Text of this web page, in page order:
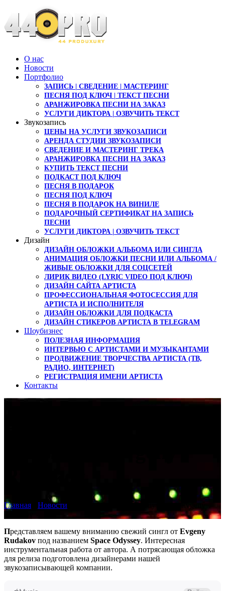
О нас
Новости
Портфолио
ЗАПИСЬ | СВЕДЕНИЕ | МАСТЕРИНГ
ПЕСНЯ ПОД КЛЮЧ | ТЕКСТ ПЕСНИ
АРАНЖИРОВКА ПЕСНИ НА ЗАКАЗ
УСЛУГИ ДИКТОРА | ОЗВУЧИТЬ ТЕКСТ
Звукозапись
ЦЕНЫ НА УСЛУГИ ЗВУКОЗАПИСИ
АРЕНДА СТУДИИ ЗВУКОЗАПИСИ
СВЕДЕНИЕ И МАСТЕРИНГ ТРЕКА
АРАНЖИРОВКА ПЕСНИ НА ЗАКАЗ
КУПИТЬ ТЕКСТ ПЕСНИ
ПОДКАСТ ПОД КЛЮЧ
ПЕСНЯ В ПОДАРОК
ПЕСНЯ ПОД КЛЮЧ
ПЕСНЯ В ПОДАРОК НА ВИНИЛЕ
ПОДАРОЧНЫЙ СЕРТИФИКАТ НА ЗАПИСЬ
ПЕСНИ
УСЛУГИ ДИКТОРА | ОЗВУЧИТЬ ТЕКСТ
Дизайн
ДИЗАЙН ОБЛОЖКИ АЛЬБОМА ИЛИ СИНГЛА
АНИМАЦИЯ ОБЛОЖКИ ПЕСНИ ИЛИ АЛЬБОМА /
ЖИВЫЕ ОБЛОЖКИ ДЛЯ СОЦСЕТЕЙ
ЛИРИК ВИДЕО (LYRIC VIDEO ПОД КЛЮЧ)
ДИЗАЙН САЙТА АРТИСТА
ПРОФЕССИОНАЛЬНАЯ ФОТОСЕССИЯ ДЛЯ
АРТИСТА И ИСПОЛНИТЕЛЯ
ДИЗАЙН ОБЛОЖКИ ДЛЯ ПОДКАСТА
ДИЗАЙН СТИКЕРОВ АРТИСТА В TELEGRAM
Шоубизнес
ПОЛЕЗНАЯ ИНФОРМАЦИЯ
ИНТЕРВЬЮ С АРТИСТАМИ И МУЗЫКАНТАМИ
ПРОДВИЖЕНИЕ ТВОРЧЕСТВА АРТИСТА (ТВ,
РАДИО, ИНТЕРНЕТ)
РЕГИСТРАЦИЯ ИМЕНИ АРТИСТА
Контакты
Главная Новости
Релиз сингла Space Odyssey от Evgeny
Представляем вашему вниманию свежий сингл от Evgeny
Rudakov под названием Space Odyssey. Интересная
инструментальная работа от автора. А потрясающая обложка
для релиза подготовлена дизайнерами нашей
звукозаписывающей компании.